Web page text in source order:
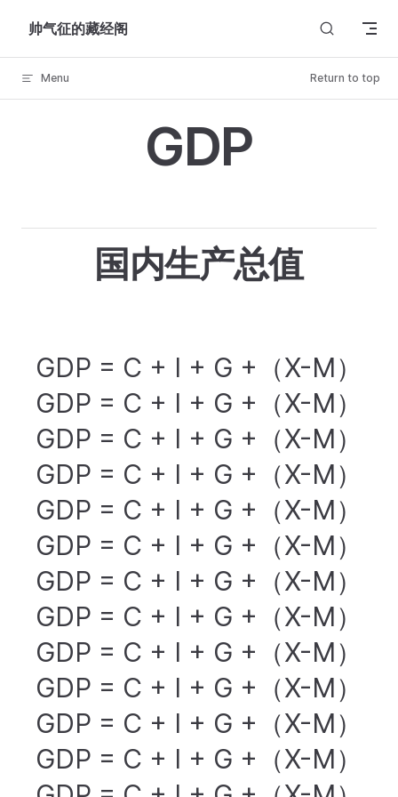
Skip to content
帅气征的藏经阁
Menu Return to top
GDP
国内生产总值
GDP = C + I + G +（X-M）
GDP = C + I + G +（X-M）
GDP = C + I + G +（X-M）
GDP = C + I + G +（X-M）
GDP = C + I + G +（X-M）
GDP = C + I + G +（X-M）
GDP = C + I + G +（X-M）
GDP = C + I + G +（X-M）
GDP = C + I + G +（X-M）
GDP = C + I + G +（X-M）
GDP = C + I + G +（X-M）
GDP = C + I + G +（X-M）